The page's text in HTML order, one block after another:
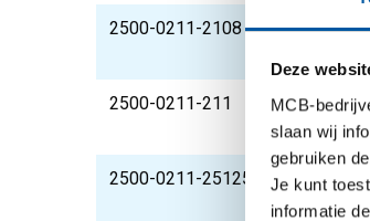
Deze
MCB-
slaan wij
gebruiken
Je kunt
informatie
2500-0211-2108
Rvs
2500-0211-211
Rvs
100
2500-0211-251251
Rvs
100